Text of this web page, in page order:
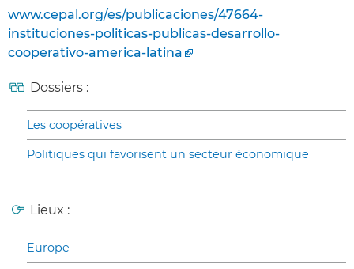
www.cepal.org/es/publicaciones/47664-
instituciones-politicas-publicas-desarrollo-
cooperativo-america-latina
Dossiers :
Les coopératives
Politiques qui favorisent un secteur économique
Lieux :
Europe